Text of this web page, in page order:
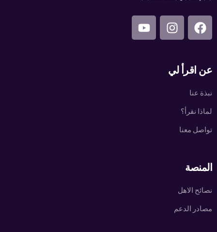
عن اقرأ لي
نبذة عنا
لماذا نقرأ؟
تواصل معنا
المنصة
نصائح الاهل
مصادر الدعم